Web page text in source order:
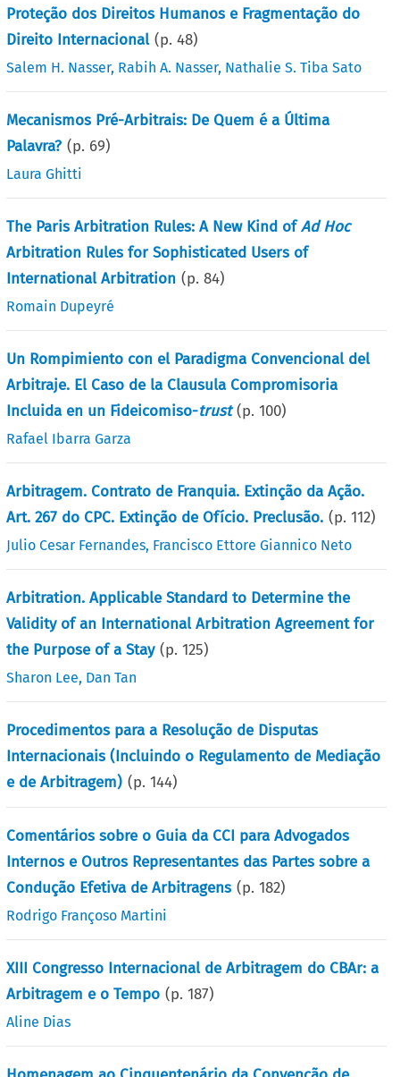
Proteção dos Direitos Humanos e Fragmentação do
Direito Internacional (p.48)
Salem H. Nasser, Rabih A. Nasser, Nathalie S. Tiba Sato
Mecanismos Pré-Arbitrais: De Quem é a Última
Palavra? (p. 69)
Laura Ghitti
The Paris Arbitration Rules: A New Kind ofAd Hoc
Arbitration Rules for Sophisticated Users of
International Arbitration (p.84)
Romain Dupeyré
Un Rompimiento con el Paradigma Convencional del
Arbitraje. El Caso de la Clausula Compromisoria
Incluida en un Fideicomiso-trust (p.100)
Rafael Ibarra Garza
Arbitragem. Contrato de Franquia. Extinção da Ação.
Art. 267 do CPC. Extinção de Ofício. Preclusão. (p.112)
Julio Cesar Fernandes, Francisco Ettore Giannico Neto
Arbitration. Applicable Standard to Determine the
Validity of an International Arbitration Agreement for
the Purpose of a Stay (p.125)
Sharon Lee, Dan Tan
Procedimentos para a Resolução de Disputas
Internacionais (Incluindo o Regulamento de Mediação
e de Arbitragem) (p.144)
Comentários sobre o Guia da CCI para Advogados
Internos e Outros Representantes das Partes sobre a
Condução Efetiva de Arbitragens (p.182)
Rodrigo Françoso Martini
XIII Congresso Internacional de Arbitragem do CBAr: a
Arbitragem e o Tempo (p.187)
Aline Dias